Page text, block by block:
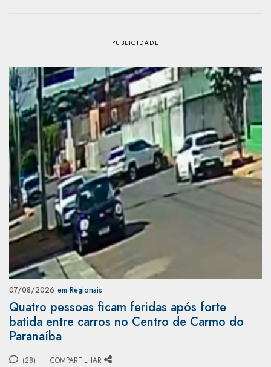
07/08/2026 em Regionais
Quatro pessoas ficam feridas após forte
batida entre carros no Centro de Carmo do
Paranaíba
(28) COMPARTILHAR